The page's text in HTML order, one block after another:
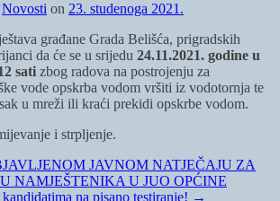
Novosti on 23. studenoga 2021.
građane Grada Belišća, prigradskih
da će se u srijedu 24.11.2021. godine u
sati zbog radova na postrojenju za
vode opskrba vodom vršiti iz vodotornja te
u mreži ili kraći prekidi opskrbe vodom.
i strpljenje.
JAVNOM NATJEČAJU ZA
NAMJEŠTENIKA U JUO OPĆINE
na pisano testiranje! →